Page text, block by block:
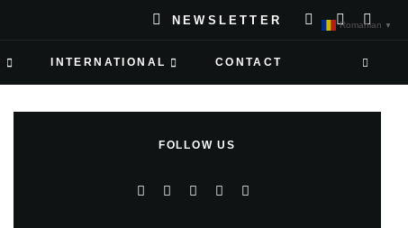
NEWSLETTER
INTERNATIONAL CONTACT
FOLLOW US
Romanian ▼